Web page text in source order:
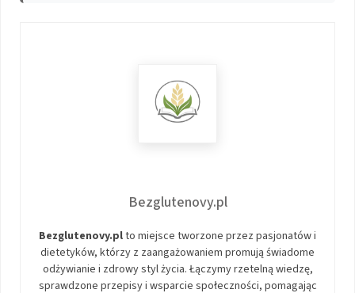
Bezglutenovy.pl
Bezglutenovy.plto miejsce tworzone przez pasjonatów i
dietetyków, którzy z zaangażowaniem promują świadome
odżywianie i zdrowy styl życia. Łączymy rzetelną wiedzę,
sprawdzone przepisy i wsparcie społeczności, pomagając